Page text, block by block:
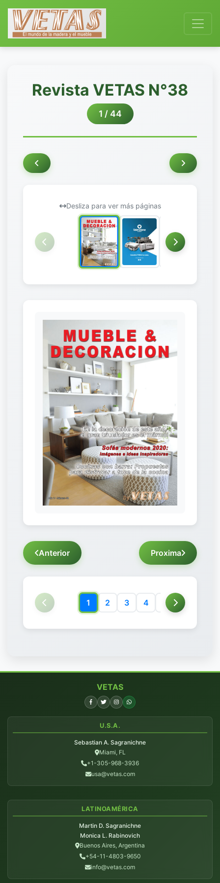
Revista VETAS N°38
1 / 44
Desliza para ver más páginas
Anterior Proxima
1 2 3 4 5 6
VETAS
U.S.A.
Sebastian A. Sagranichne
Miami, FL
+1-305-968-3936
usa@vetas.com
LATINOAMÉRICA
Martin D. Sagranichne
Monica L. Rabinovich
Buenos Aires, Argentina
+54-11-4803-9650
info@vetas.com